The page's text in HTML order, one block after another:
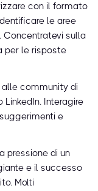
con il formato
le aree
Concentratevi sulla
per le risposte
community di
Interagire
e
pressione di un
e il successo
Molti